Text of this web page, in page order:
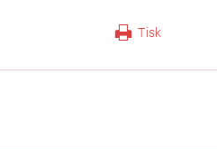
Tisk